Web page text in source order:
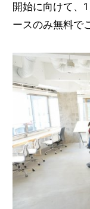
開始に向けて、
ースのみ無料で